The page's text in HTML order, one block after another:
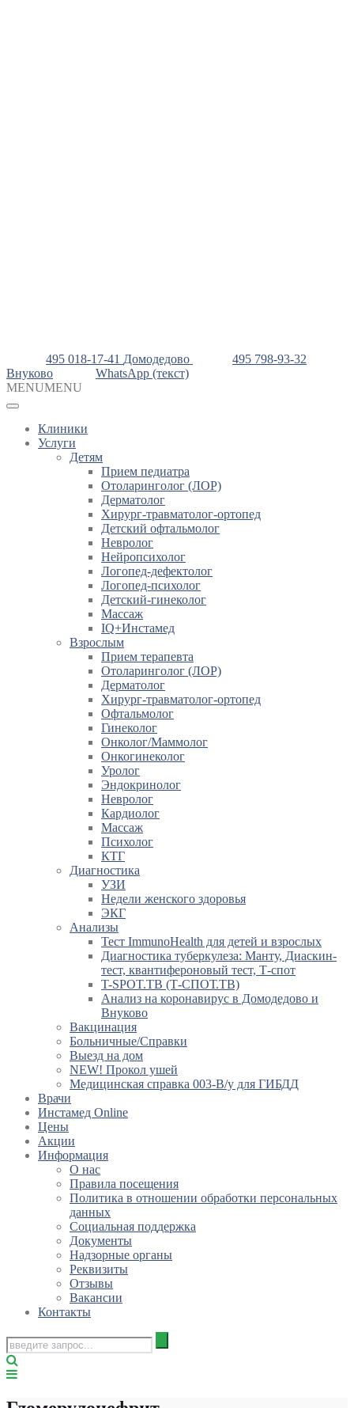
495 018-17-41 Домодедово
495 798-93-32
Внуково
WhatsApp (текст)
MENUMENU
Клиники
Услуги
Детям
Прием педиатра
Отоларинголог (ЛОР)
Дерматолог
Хирург-травматолог-ортопед
Детский офтальмолог
Невролог
Нейропсихолог
Логопед-дефектолог
Логопед-психолог
Детский-гинеколог
Массаж
IQ+Инстамед
Взрослым
Прием терапевта
Отоларинголог (ЛОР)
Дерматолог
Хирург-травматолог-ортопед
Офтальмолог
Гинеколог
Онколог/Маммолог
Онкогинеколог
Уролог
Эндокринолог
Невролог
Кардиолог
Массаж
Психолог
КТГ
Диагностика
УЗИ
Недели женского здоровья
ЭКГ
Анализы
Тест ImmunoHealth для детей и взрослых
Диагностика туберкулеза: Манту, Диаскин-
тест, квантифероновый тест, Т-спот
T-SPOT.TB (Т-СПОТ.ТВ)
Анализ на коронавирус в Домодедово и
Внуково
Вакцинация
Больничные/Справки
Выезд на дом
NEW! Прокол ушей
Медицинская справка 003-В/у для ГИБДД
Врачи
Инстамед Online
Цены
Акции
Информация
О нас
Правила посещения
Политика в отношении обработки персональных
данных
Социальная поддержка
Документы
Надзорные органы
Реквизиты
Отзывы
Вакансии
Контакты